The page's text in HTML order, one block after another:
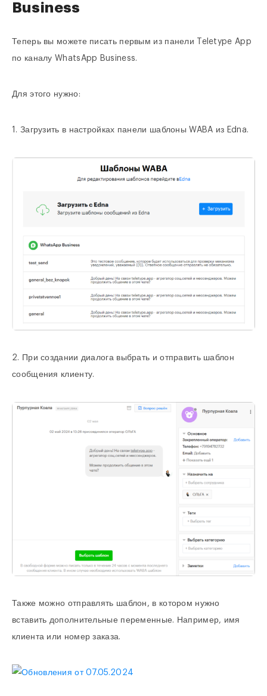
Business
Теперь вы можете писать первым из панели Teletype App
по каналу WhatsApp Business.
Для этого нужно:
1. Загрузить в настройках панели шаблоны WABA из Edna.
2. При создании диалога выбрать и отправить шаблон
сообщения клиенту.
Также можно отправлять шаблон, в котором нужно
вставить дополнительные переменные. Например, имя
клиента или номер заказа.